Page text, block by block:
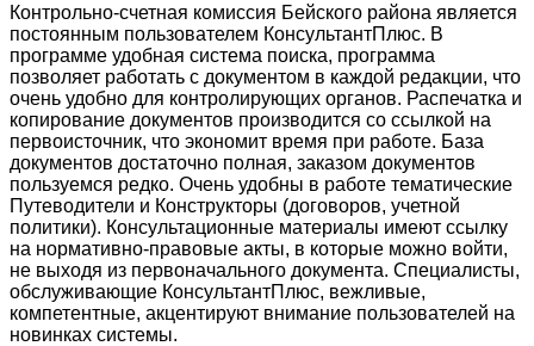
Контрольно-счетная комиссия Бейского района является
постоянным пользователем КонсультантПлюс. В
программе удобная система поиска, программа
позволяет работать с документом в каждой редакции, что
очень удобно для контролирующих органов. Распечатка и
копирование документов производится со ссылкой на
первоисточник, что экономит время при работе. База
документов достаточно полная, заказом документов
пользуемся редко. Очень удобны в работе тематические
Путеводители и Конструкторы (договоров, учетной
политики). Консультационные материалы имеют ссылку
на нормативно-правовые акты, в которые можно войти,
не выходя из первоначального документа. Специалисты,
обслуживающие КонсультантПлюс, вежливые,
компетентные, акцентируют внимание пользователей на
новинках системы.